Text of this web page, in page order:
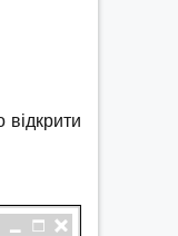
відкрити